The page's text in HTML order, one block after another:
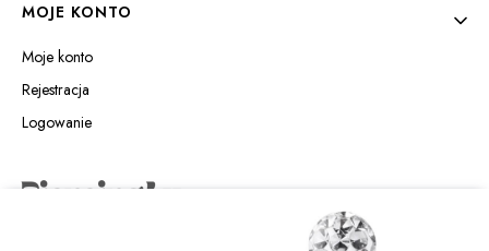
MOJE KONTO
Moje konto
Rejestracja
Logowanie